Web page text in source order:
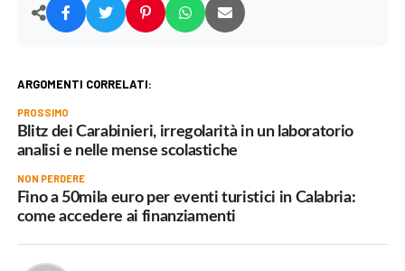
ARGOMENTI CORRELATI:
PROSSIMO
Blitz dei Carabinieri, irregolarità in un laboratorio
analisi e nelle mense scolastiche
NON PERDERE
Fino a 50mila euro per eventi turistici in Calabria:
come accedere ai finanziamenti